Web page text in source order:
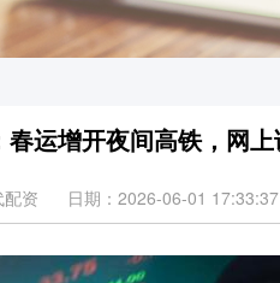
运增开夜间高铁，网
资 日期：2026-06-01 17:33:37